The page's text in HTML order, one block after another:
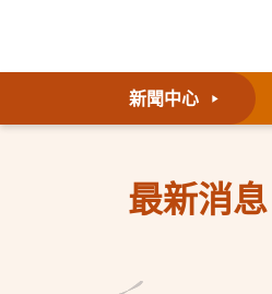
新聞中心
最新消息